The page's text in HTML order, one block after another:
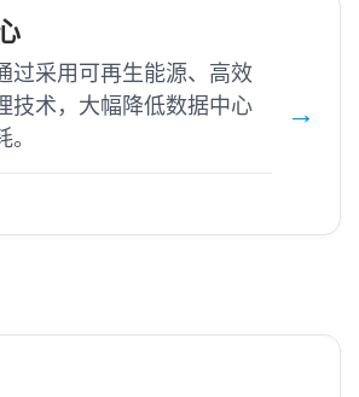
过采用可再生能源、高效
技术，大幅降低数据中心